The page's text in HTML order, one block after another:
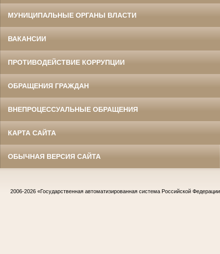
МУНИЦИПАЛЬНЫЕ ОРГАНЫ ВЛАСТИ
ВАКАНСИИ
ПРОТИВОДЕЙСТВИЕ КОРРУПЦИИ
ОБРАЩЕНИЯ ГРАЖДАН
ВНЕПРОЦЕССУАЛЬНЫЕ ОБРАЩЕНИЯ
КАРТА САЙТА
ОБЫЧНАЯ ВЕРСИЯ САЙТА
2006-2026 «Государственная автоматизированная система Российской